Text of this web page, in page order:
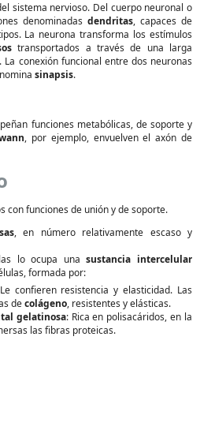
sistema nervioso. Del cuerpo neuronal o
denominadas dendritas, capaces de
La neurona transforma los estímulos
transportados a través de una larga
. La conexión funcional entre dos neuronas
sinapsis.
funciones metabólicas, de soporte y
, por ejemplo, envuelven el axón de
con funciones de unión y de soporte.
, en número relativamente escaso y
lo ocupa unasustancia intercelular
formada por:
confieren resistencia y elasticidad. Las
decolágeno, resistentes y elásticas.
gelatinosa: Rica en polisacáridos, en la
las fibras proteicas.